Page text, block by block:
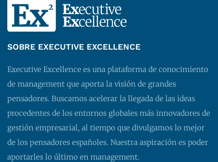
SOBRE EXECUTIVE EXCELLENCE
Executive Excellence es una plataforma de conocimiento
de management que aporta la visión de grandes
pensadores. Buscamos acelerar la llegada de las ideas
procedentes de los entornos globales más innovadores de
gestión empresarial, al tiempo que divulgamos lo mejor
de los pensadores españoles. Nuestra aspiración es poder
aportarles lo último en management.